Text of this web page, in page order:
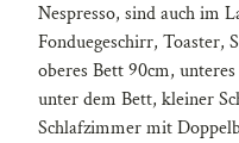
Nespresso, sind auch im
Fonduegeschirr, Toaster,
oberes Bett 90cm,
unter dem Bett, kleiner
Schlafzimmer mit